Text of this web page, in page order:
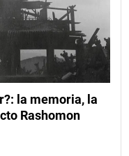
la memoria, la
Rashomon